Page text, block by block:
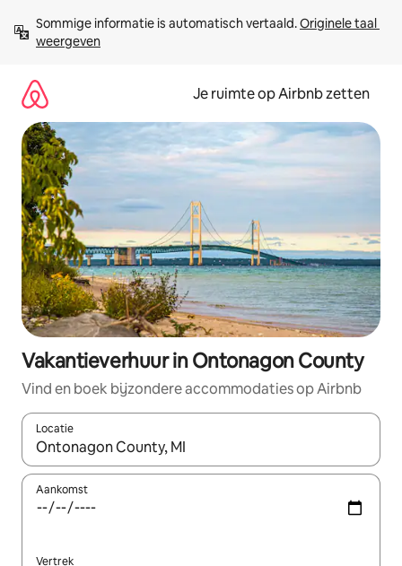
direct
naar
Sommige informatie is automatisch vertaald. Originele taal
weergeven
Je ruimte op Airbnb zetten
Vakantieverhuur in Ontonagon County
Vind en boek bijzondere accommodaties op Airbnb
Locatie
Wanneer er suggesties beschikbaar zijn, maak je een keuze
Aankomst
Vertrek